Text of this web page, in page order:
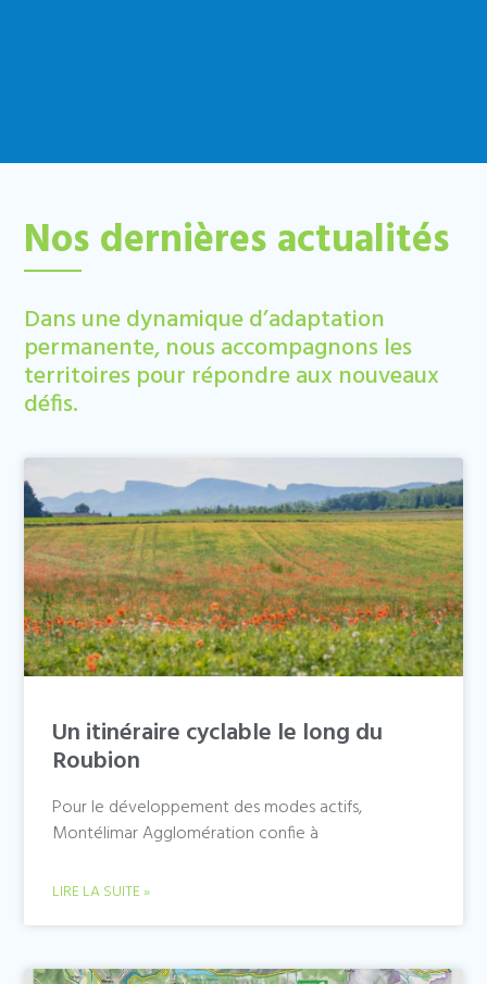
Nos dernières actualités
Dans une dynamique d’adaptation
permanente, nous accompagnons les
territoires pour répondre aux nouveaux
défis.
Un itinéraire cyclable le long du
Roubion
Pour le développement des modes actifs,
Montélimar Agglomération confie à
LIRE LA SUITE »